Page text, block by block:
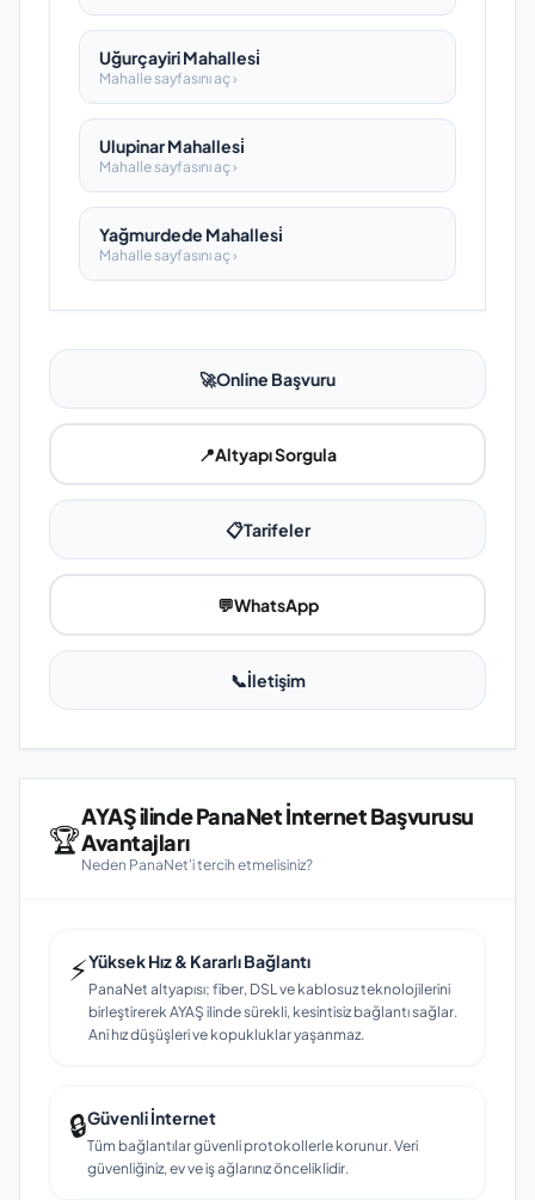
Uğurçayiri Mahallesi̇
Mahalle sayfasını aç ›
Ulupinar Mahallesi̇
Mahalle sayfasını aç ›
Yağmurdede Mahallesi̇
Mahalle sayfasını aç ›
🚀Online Başvuru
📍Altyapı Sorgula
📋Tarifeler
💬WhatsApp
📞İletişim
🏆
AYAŞ ilinde PanaNet İnternet Başvurusu
Avantajları
Neden PanaNet'i tercih etmelisiniz?
⚡Yüksek Hız & Kararlı Bağlantı
PanaNet altyapısı; fiber, DSL ve kablosuz teknolojilerini
birleştirerek AYAŞ ilinde sürekli, kesintisiz bağlantı sağlar.
Ani hız düşüşleri ve kopukluklar yaşanmaz.
🔒Güvenli İnternet
Tüm bağlantılar güvenli protokollerle korunur. Veri
güvenliğiniz, ev ve iş ağlarınız önceliklidir.